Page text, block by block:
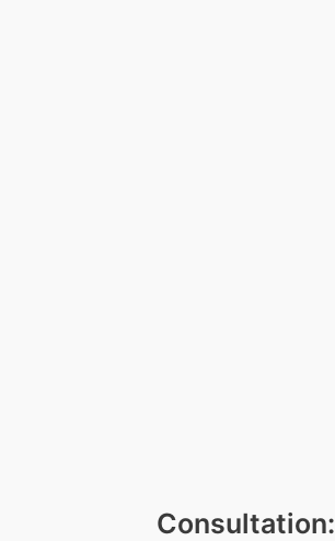
Consultation: